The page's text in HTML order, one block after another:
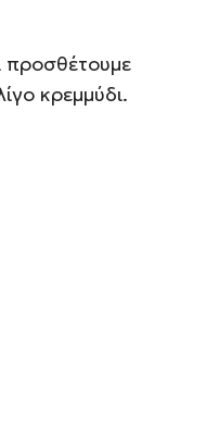
προσθέτουμε
κρεμμύδι.